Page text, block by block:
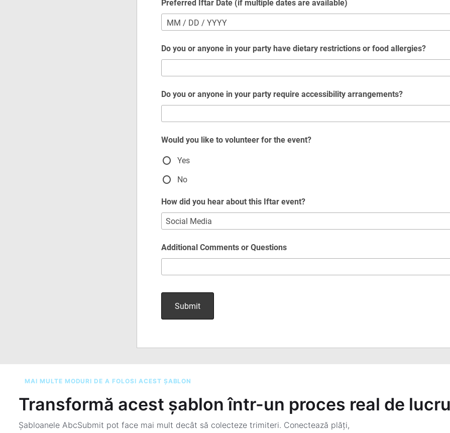
MAI MULTE MODURI DE A FOLOSI ACEST ȘABLON
Transformă acest șablon într-un proces real de
Șabloanele AbcSubmit pot face mai mult decât să colecteze trimiteri. Conectează plăți,